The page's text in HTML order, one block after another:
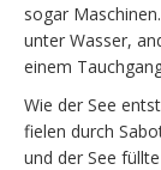
sogar
unter Wasser,
einem
Wie der See
fielen durch
und der See